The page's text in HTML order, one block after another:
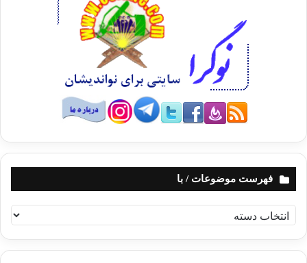
فهرست موضوعات / با
ه
ر